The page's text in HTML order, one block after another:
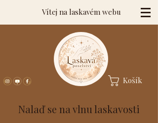
Vítej na laskavém webu
Košík
Nalaď se na vlnu laskavosti